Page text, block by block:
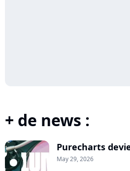
+ de news :
Purecharts
May 29, 2026